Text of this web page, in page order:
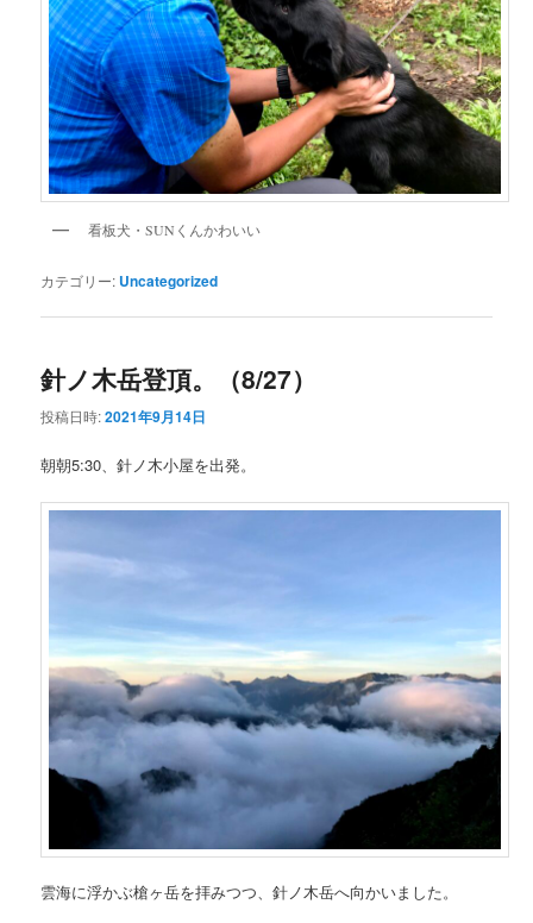
看板犬・SUNくんかわいい
カテゴリー: Uncategorized
針ノ木岳登頂。（8/27）
投稿日時:2021年9月14日
朝朝5:30、針ノ木小屋を出発。
雲海に浮かぶ槍ヶ岳を拝みつつ、針ノ木岳へ向かいました。